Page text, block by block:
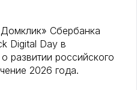
Сбербанка
Digital Day в
развитии российского
2026 года.